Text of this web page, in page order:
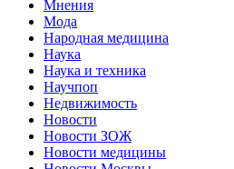
Мнения
Мода
Народная медицина
Наука
Наука и техника
Научпоп
Недвижимость
Новости
Новости ЗОЖ
Новости медицины